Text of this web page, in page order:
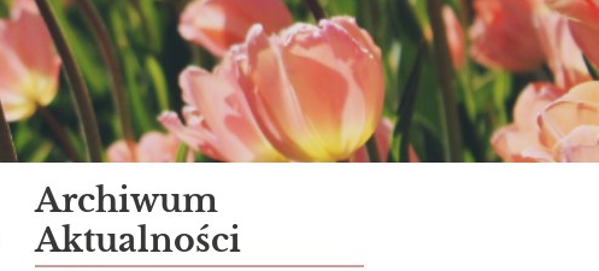
Archiwum
Aktualności